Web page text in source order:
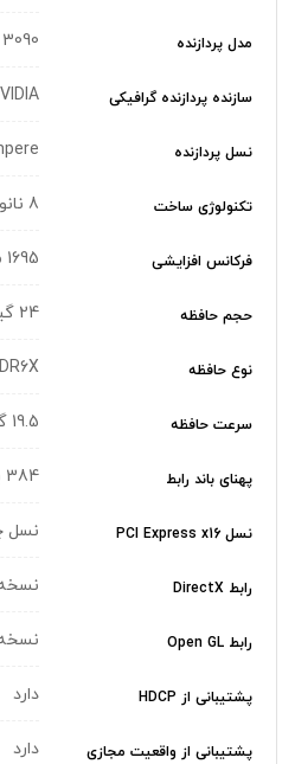
مدل پردازنده
سازنده پردازنده گرافیکی
نسل پردازنده
تکنولوژی ساخت 8 نانومتر
فرکانس افزایشی 1695 مگاهرتز
حجم حافظه 24 گیگابایت
نوع حافظه
سرعت حافظه 19.5 گیگابیت بر ثانیه
پهنای باند رابط 384 بیت
نسل PCI Express x16 نسل
رابط DirectX نسخه
رابط Open GL نسخه
پشتیبانی از HDCP دارد
پشتیبانی از واقعیت مجازی دارد